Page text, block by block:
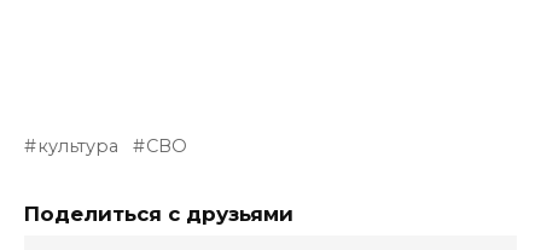
культура СВО
Поделиться с друзьями